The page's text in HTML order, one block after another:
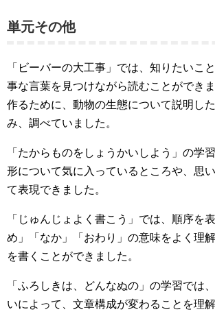
単元その他
「ビーバーの大工事」では、知りたいこ
事な言葉を見つけながら読むことができ
作るために、動物の生態について説明し
み、調べていました。
「たからものをしょうかいしよう」の学
形について気に入っているところや、思
て表現できました。
「じゅんじょよく書こう」では、順序を
め」「なか」「おわり」の意味をよく理
を書くことができました。
「ふろしきは、どんなぬの」の学習では
いによって、文章構成が変わることを理